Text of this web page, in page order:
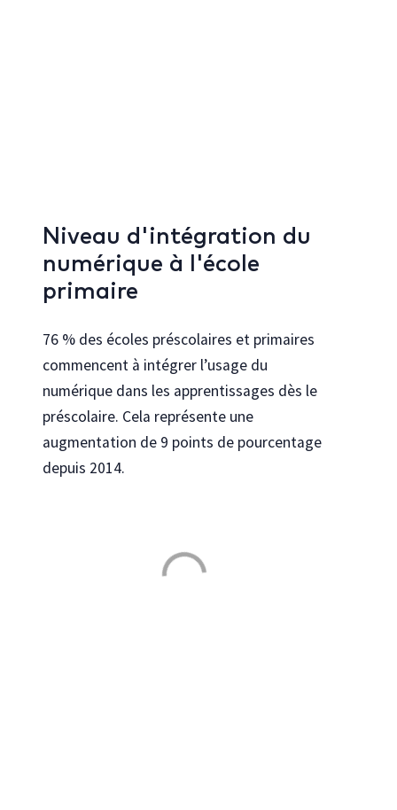
Niveau d'intégration du
numérique à l'école
primaire
76 % des écoles préscolaires et primaires
commencent à intégrer l’usage du
numérique dans les apprentissages dès le
préscolaire. Cela représente une
augmentation de 9 points de pourcentage
depuis 2014.